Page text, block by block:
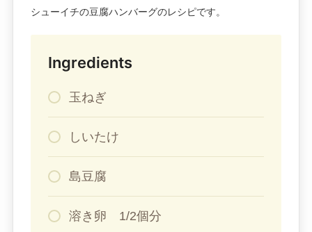
シューイチの豆腐ハンバーグのレシピです。
Ingredients
玉ねぎ
しいたけ
島豆腐
溶き卵 1/2個分